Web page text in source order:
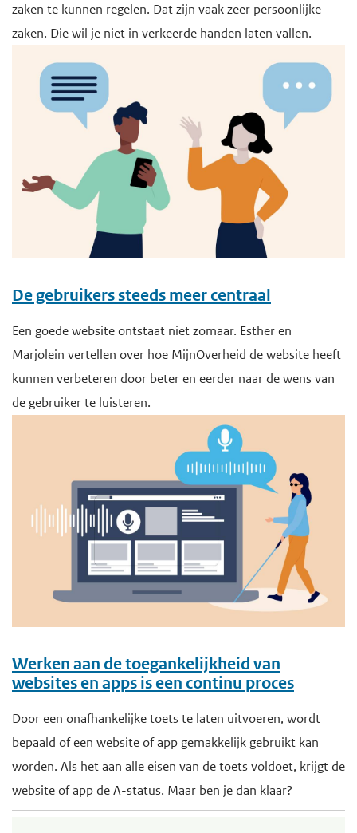
zaken te kunnen regelen. Dat zijn vaak zeer persoonlijke
zaken. Die wil je niet in verkeerde handen laten vallen.
De gebruikers steeds meer centraal
Een goede website ontstaat niet zomaar. Esther en
Marjolein vertellen over hoe MijnOverheid de website heeft
kunnen verbeteren door beter en eerder naar de wens van
de gebruiker te luisteren.
Werken aan de toegankelijkheid van
websites en apps is een continu proces
Door een onafhankelijke toets te laten uitvoeren, wordt
bepaald of een website of app gemakkelijk gebruikt kan
worden. Als het aan alle eisen van de toets voldoet, krijgt de
website of app de A-status. Maar ben je dan klaar?